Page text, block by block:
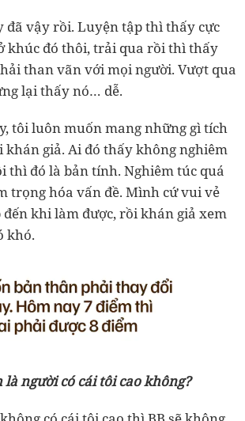
đã vậy rồi. Luyện tập thì thấy cực
khúc đó thôi, trải qua rồi thì thấy
than vãn với mọi người. Vượt qua
lại thấy nó… dễ.
tôi luôn muốn mang những gì tích
khán giả. Ai đó thấy không nghiêm
thì đó là bản tính. Nghiêm túc quá
trọng hóa vấn đề. Mình cứ vui vẻ
khi làm được, rồi khán giả xem
khó.
người có cái tôi cao không?